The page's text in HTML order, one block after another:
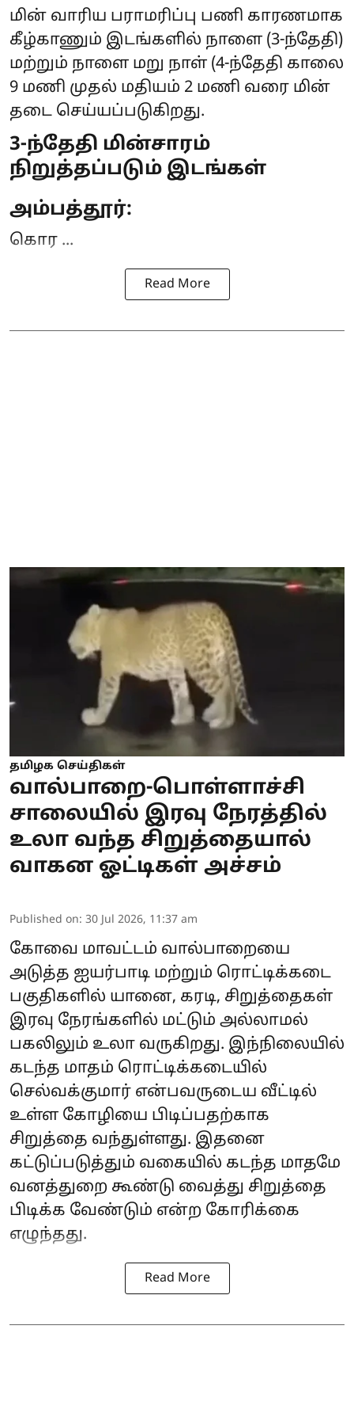
மின் வாரிய பராமரிப்பு பணி காரணமாக
கீழ்காணும் இடங்களில் நாளை (3-ந்தேதி)
மற்றும் நாளை மறு நாள் (4-ந்தேதி காலை
9 மணி முதல் மதியம் 2 மணி வரை மின்
தடை செய்யப்படுகிறது.
3-ந்தேதி மின்சாரம்
நிறுத்தப்படும் இடங்கள்
அம்பத்தூர்:
கொர ...
Read More
தமிழக செய்திகள்
வால்பாறை-பொள்ளாச்சி
சாலையில் இரவு நேரத்தில்
உலா வந்த சிறுத்தையால்
வாகன ஓட்டிகள் அச்சம்
Published on: 30 Jul 2026, 11:37 am
கோவை மாவட்டம் வால்பாறையை
அடுத்த ஐயர்பாடி மற்றும் ரொட்டிக்கடை
பகுதிகளில் யானை, கரடி, சிறுத்தைகள்
இரவு நேரங்களில் மட்டும் அல்லாமல்
பகலிலும் உலா வருகிறது. இந்நிலையில்
கடந்த மாதம் ரொட்டிக்கடையில்
செல்வக்குமார் என்பவருடைய வீட்டில்
உள்ள கோழியை பிடிப்பதற்காக
சிறுத்தை வந்துள்ளது. இதனை
கட்டுப்படுத்தும் வகையில் கடந்த மாதமே
வனத்துறை கூண்டு வைத்து சிறுத்தை
பிடிக்க வேண்டும் என்ற கோரிக்கை
எழுந்தது.
Read More